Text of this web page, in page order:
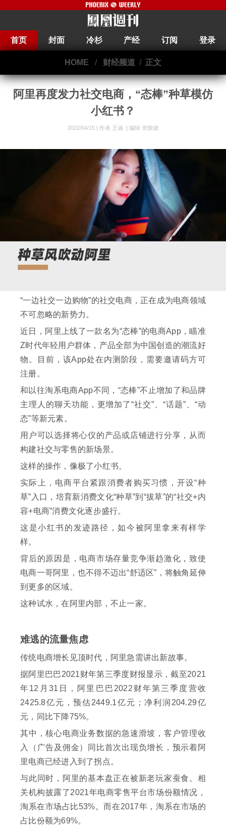
首页 封面 冷杉 产经 订阅 登录
HOME / 财经频道 / 正文
阿里再度发力社交电商，“态棒”种草模仿
小红书？
2022/04/15 | 作者 王涵 编辑 张轶骁
“一边社交一边购物”的社交电商，正在成为电商领域
不可忽略的新势力。
近日，阿里上线了一款名为“态棒”的电商App，瞄准
Z时代年轻用户群体，产品全部为中国创造的潮流好
物。目前，该App处在内测阶段，需要邀请码方可
注册。
和以往淘系电商App不同，“态棒”不止增加了和品牌
主理人的聊天功能，更增加了“社交”、“话题”、“动
态”等新元素。
用户可以选择将心仪的产品或店铺进行分享，从而
构建社交与零售的新场景。
这样的操作，像极了小红书。
实际上，电商平台紧跟消费者购买习惯，开设“种
草”入口，培育新消费文化“种草”到“拔草”的“社交+内
容+电商”消费文化逐步盛行。
这是小红书的发迹路径，如今被阿里拿来有样学
样。
背后的原因是，电商市场存量竞争渐趋激化，致使
电商一哥阿里，也不得不迈出“舒适区”，将触角延伸
到更多的区域。
这种试水，在阿里内部，不止一家。
难逃的流量焦虑
传统电商增长见顶时代，阿里急需讲出新故事。
据阿里巴巴2021财年第三季度财报显示，截至2021
年12月31日，阿里巴巴2022财年第三季度营收
2425.8亿元，预估2449.1亿元；净利润204.29亿
元，同比下降75%。
其中，核心电商业务数据的急速滑坡，客户管理收
入（广告及佣金）同比首次出现负增长，预示着阿
里电商已经进入到了拐点。
与此同时，阿里的基本盘正在被新老玩家蚕食。相
关机构披露了2021年电商零售平台市场份额情况，
淘系在市场占比53%。而在2017年，淘系在市场的
占比份额为69%。